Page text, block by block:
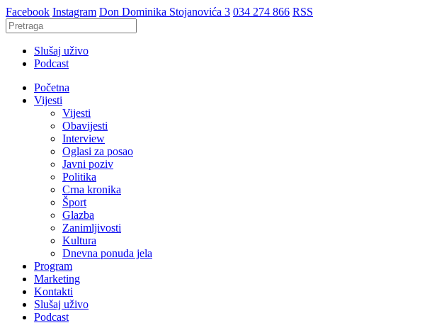
Facebook Instagram Don Dominika Stojanovića 3 034 274 866 RSS
Slušaj uživo
Podcast
Početna
Vijesti
Vijesti
Obavijesti
Interview
Oglasi za posao
Javni poziv
Politika
Crna kronika
Šport
Glazba
Zanimljivosti
Kultura
Dnevna ponuda jela
Program
Marketing
Kontakti
Slušaj uživo
Podcast